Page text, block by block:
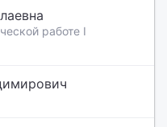
работе I